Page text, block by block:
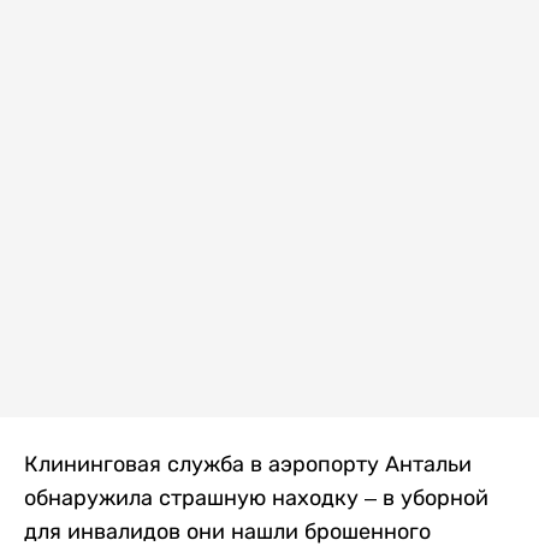
Клининговая служба в аэропорту Антальи
обнаружила страшную находку – в уборной
для инвалидов они нашли брошенного